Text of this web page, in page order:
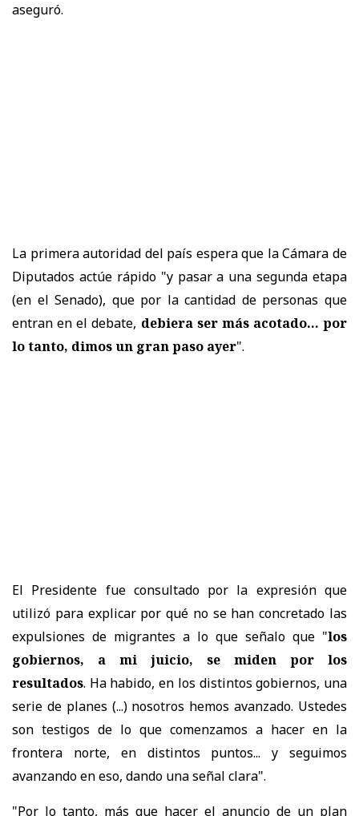
aseguró.
La primera autoridad del país espera que la Cámara de
Diputados actúe rápido "y pasar a una segunda etapa
(en el Senado), que por la cantidad de personas que
entran en el debate, debiera ser más acotado... por
lo tanto, dimos un gran paso ayer".
El Presidente fue consultado por la expresión que
utilizó para explicar por qué no se han concretado las
expulsiones de migrantes a lo que señalo que "los
gobiernos, a mi juicio, se miden por los
resultados. Ha habido, en los distintos gobiernos, una
serie de planes (...) nosotros hemos avanzado. Ustedes
son testigos de lo que comenzamos a hacer en la
frontera norte, en distintos puntos... y seguimos
avanzando en eso, dando una señal clara".
"Por lo tanto, más que hacer el anuncio de un plan